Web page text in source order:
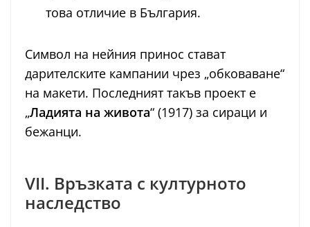
това отличие в България.
Символ на нейния принос стават
дарителските кампании чрез „обковаване“
на макети. Последният такъв проект е
„Ладията на живота“ (1917) за сираци и
бежанци.
VII. Връзката с културното
наследство